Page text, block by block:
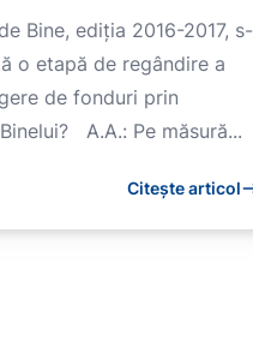
Bine, ediția 2016-2017, s-
o etapă de regândire a
de fonduri prin
A.A.: Pe măsură...
Citește articol